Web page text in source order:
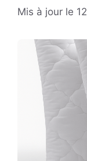
Mis à jour le